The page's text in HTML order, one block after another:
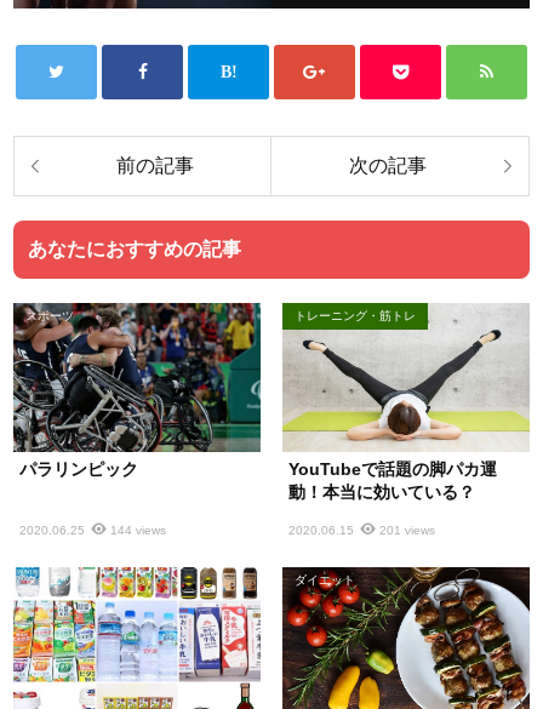
あなたにおすすめの記事
スポーツ
パラリンピック
2020.06.25 144 views
トレーニング・筋トレ
YouTubeで話題の脚パカ運
動！本当に効いている？
2020.06.15 201 views
ダイエット ダイエット